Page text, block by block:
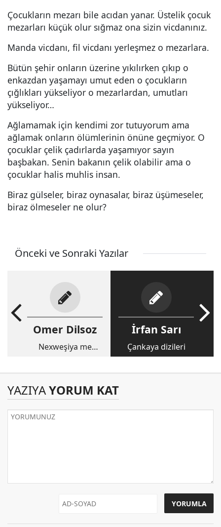
Çocukların mezarı bile acıdan yanar. Üstelik çocuk
mezarları küçük olur sığmaz ona sizin vicdanınız.
Manda vicdanı, fil vicdanı yerleşmez o mezarlara.
Bütün şehir onların üzerine yıkılırken çıkıp o
enkazdan yaşamayı umut eden o çocukların
çığlıkları yükseliyor o mezarlardan, umutları
yükseliyor…
Ağlamamak için kendimi zor tutuyorum ama
ağlamak onların ölümlerinin önüne geçmiyor. O
çocuklar çelik çadırlarda yaşamıyor sayın
başbakan. Senin bakanın çelik olabilir ama o
çocuklar halis muhlis insan.
Biraz gülseler, biraz oynasalar, biraz üşümeseler,
biraz ölmeseler ne olur?
Önceki ve Sonraki Yazılar
Omer Dilsoz
Nexweşiya me
İrfan Sarı
Çankaya dizileri
YAZIYAYORUM KAT